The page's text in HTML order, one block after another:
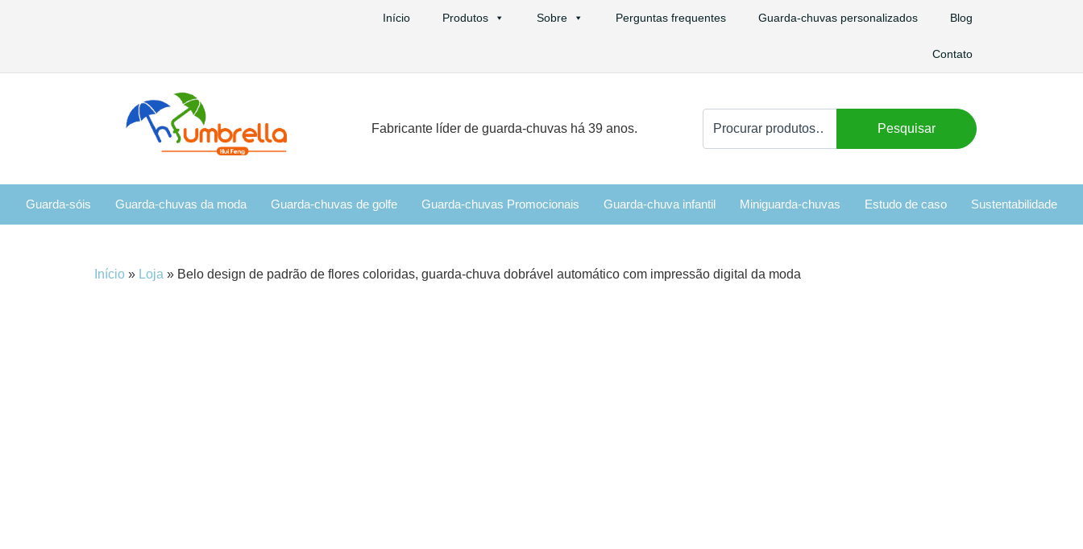
Início Produtos Sobre Perguntas frequentes Guarda-chuvas personalizados Blog
Contato
Fabricante líder de guarda-chuvas há 39 anos.
por:
Pesquisar
Guarda-sóis Guarda-chuvas da moda Guarda-chuvas de golfe Guarda-chuvas Promocionais Guarda-chuva infantil Miniguarda-chuvas Estudo de caso Sustentabilidade
Início » Loja » Belo design de padrão de flores coloridas, guarda-chuva dobrável automático com impressão digital da moda